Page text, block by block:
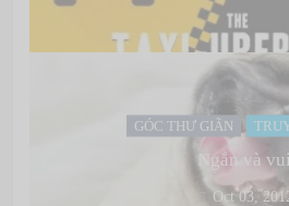
GÓC THƯ GIÃN
Ngắn và vui
Oct 03,